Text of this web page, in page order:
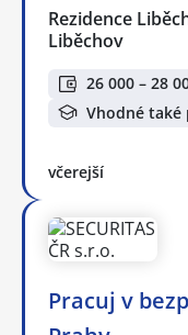
Rezidence
Liběchov
26 000 – 28
Vhodné také
včerejší
Pracuj v